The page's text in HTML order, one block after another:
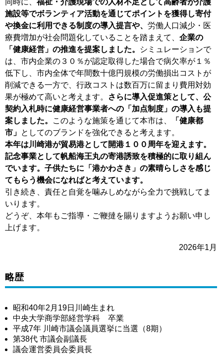
同時に、福祉・介護現場での人材不足として高齢者が介護
施設等でボランティア活動を通じてポイントを獲得し寄付
や換金に利用できる制度の導入提言や、 労働人口減少・医
療費増加が社会問題化していることを踏まえて、 企業の
「健康経営」の推進を提案しました。
シミュレーションで
は、市内企業の３０％が認定取得した場合で病欠率が１％
低下し、市内全体で年間数十億円規模の労働損出コストが
削減できる一方で、行政コストは数百万に留まり費用対効
果が極めて高いと考えます。
さらに導入促進策として、公
契約入札時に健康経営事業者への「加点制度」の導入も提
案しました。
このような施策を通じて本市は、
「健康都
市」 としてのブランドを強化できると考えます。
本年は川崎港が貿易港として開港１００周年を迎えます。
記念事業として帆船海王丸の寄港誘致を積極的に取り組ん
でいます。子供たちに「港かわさき」の素晴らしさを感じ
てもらう機会になればと考えています。
引き続き、責任と自覚を噛みしめながら全力で挑戦してま
いります。
どうぞ、本年もご指導・ご鞭撻を賜りますようお願い申し
上げます。
2026年1月
略歴
昭和40年2月19日川崎生まれ
中央大学商学部経営学科 卒業
平成7年 川崎市議会議員選挙に当選（8期）
第38代 市議会副議長
議会運営委員会委員長